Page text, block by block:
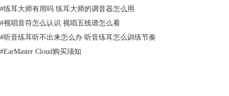
#练耳大师有用吗 练耳大师的调音器怎么用
#视唱音符怎么认识 视唱五线谱怎么看
#听音练耳听不出来怎么办 听音练耳怎么训练节奏
#EarMaster Cloud购买须知